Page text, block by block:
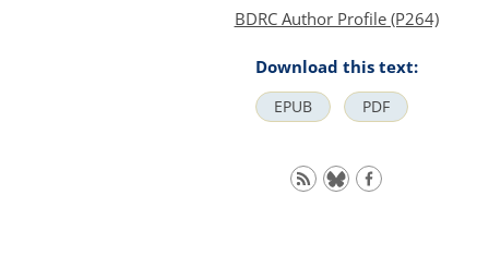
BDRC Author Profile (P264)
Download this text:
EPUB PDF